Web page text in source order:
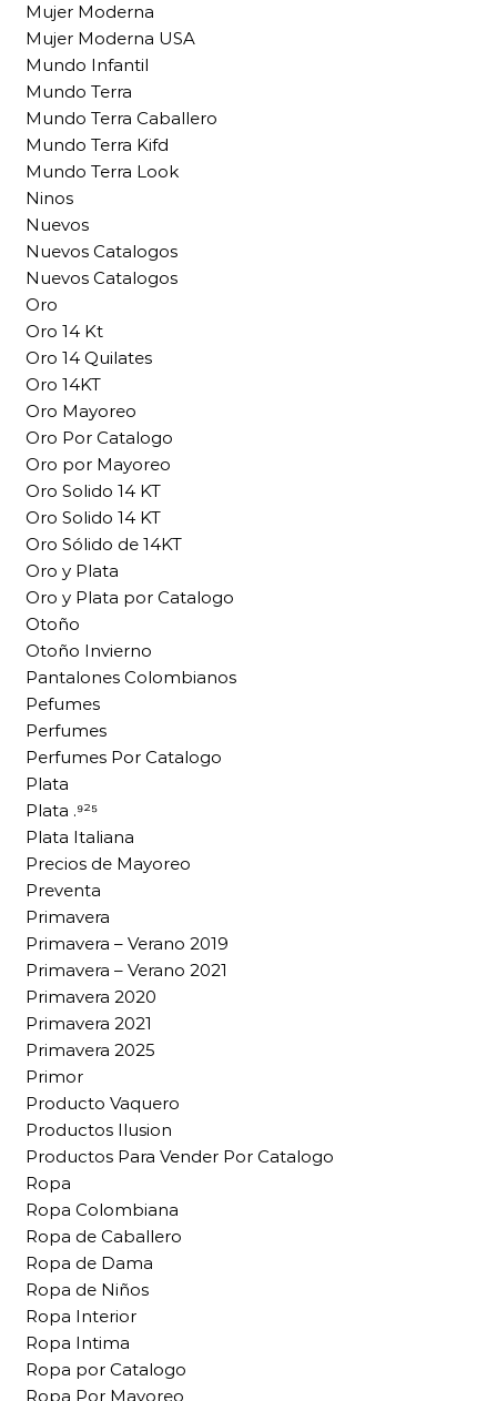
Mujer Moderna
Mujer Moderna USA
Mundo Infantil
Mundo Terra
Mundo Terra Caballero
Mundo Terra Kifd
Mundo Terra Look
Ninos
Nuevos
Nuevos Catalogos
Nuevos Catalogos
Oro
Oro 14 Kt
Oro 14 Quilates
Oro 14KT
Oro Mayoreo
Oro Por Catalogo
Oro por Mayoreo
Oro Solido 14 KT
Oro Solido 14 KT
Oro Sólido de 14KT
Oro y Plata
Oro y Plata por Catalogo
Otoño
Otoño Invierno
Pantalones Colombianos
Pefumes
Perfumes
Perfumes Por Catalogo
Plata
Plata .⁹²⁵
Plata Italiana
Precios de Mayoreo
Preventa
Primavera
Primavera – Verano 2019
Primavera – Verano 2021
Primavera 2020
Primavera 2021
Primavera 2025
Primor
Producto Vaquero
Productos Ilusion
Productos Para Vender Por Catalogo
Ropa
Ropa Colombiana
Ropa de Caballero
Ropa de Dama
Ropa de Niños
Ropa Interior
Ropa Intima
Ropa por Catalogo
Ropa Por Mayoreo